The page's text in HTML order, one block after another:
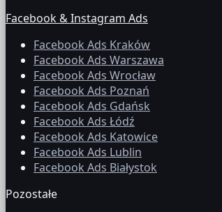
Facebook & Instagram Ads
Facebook Ads Kraków
Facebook Ads Warszawa
Facebook Ads Wrocław
Facebook Ads Poznań
Facebook Ads Gdańsk
Facebook Ads Łódź
Facebook Ads Katowice
Facebook Ads Lublin
Facebook Ads Białystok
Pozostałe